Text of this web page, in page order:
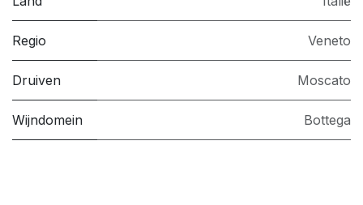
Regio Veneto
Druiven Moscato
Wijndomein Bottega